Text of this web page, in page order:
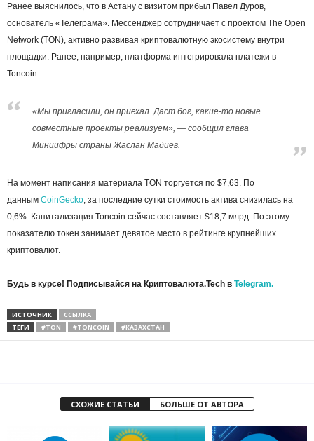
Ранее выяснилось, что в Астану с визитом прибыл Павел Дуров,
основатель «Телеграма». Мессенджер сотрудничает с проектом The Open
Network (TON), активно развивая криптовалютную экосистему внутри
площадки. Ранее, например, платформа интегрировала платежи в
Toncoin.
«Мы пригласили, он приехал. Даст бог, какие-то новые
совместные проекты реализуем», — сообщил глава
Минцифры страны Жаслан Мадиев.
На момент написания материала TON торгуется по $7,63. По
данным CoinGecko , за последние сутки стоимость актива снизилась на
0,6%. Капитализация Toncoin сейчас составляет $18,7 млрд. По этому
показателю токен занимает девятое место в рейтинге крупнейших
криптовалют.
Будь в курсе! Подписывайся на Криптовалюта.Tech в Telegram.
ИСТОЧНИК
ССЫЛКА
ТЕГИ
#TON #TONCOIN #КАЗАХСТАН
СХОЖИЕ СТАТЬИ БОЛЬШЕ ОТ АВТОРА